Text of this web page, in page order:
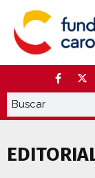
contenido